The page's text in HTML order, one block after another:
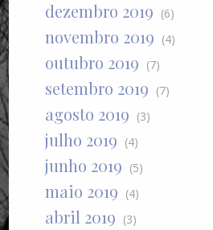
dezembro 2019 (6)
novembro 2019 (4)
outubro 2019 (7)
setembro 2019 (7)
agosto 2019 (3)
julho 2019 (4)
junho 2019 (5)
maio 2019 (4)
abril 2019 (3)